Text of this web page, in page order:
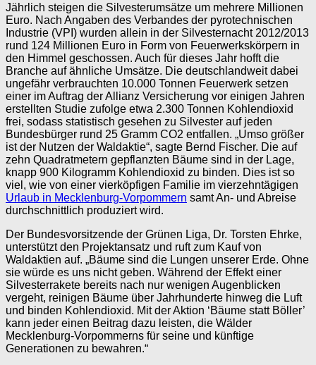
Jährlich steigen die Silvesterumsätze um mehrere Millionen
Euro. Nach Angaben des Verbandes der pyrotechnischen
Industrie (VPI) wurden allein in der Silvesternacht 2012/2013
rund 124 Millionen Euro in Form von Feuerwerkskörpern in
den Himmel geschossen. Auch für dieses Jahr hofft die
Branche auf ähnliche Umsätze. Die deutschlandweit dabei
ungefähr verbrauchten 10.000 Tonnen Feuerwerk setzen
einer im Auftrag der Allianz Versicherung vor einigen Jahren
erstellten Studie zufolge etwa 2.300 Tonnen Kohlendioxid
frei, sodass statistisch gesehen zu Silvester auf jeden
Bundesbürger rund 25 Gramm CO2 entfallen. „Umso größer
ist der Nutzen der Waldaktie“, sagte Bernd Fischer. Die auf
zehn Quadratmetern gepflanzten Bäume sind in der Lage,
knapp 900 Kilogramm Kohlendioxid zu binden. Dies ist so
viel, wie von einer vierköpfigen Familie im vierzehntägigen
Urlaub in Mecklenburg-Vorpommern samt An- und Abreise
durchschnittlich produziert wird.
Der Bundesvorsitzende der Grünen Liga, Dr. Torsten Ehrke,
unterstützt den Projektansatz und ruft zum Kauf von
Waldaktien auf. „Bäume sind die Lungen unserer Erde. Ohne
sie würde es uns nicht geben. Während der Effekt einer
Silvesterrakete bereits nach nur wenigen Augenblicken
vergeht, reinigen Bäume über Jahrhunderte hinweg die Luft
und binden Kohlendioxid. Mit der Aktion ‘Bäume statt Böller’
kann jeder einen Beitrag dazu leisten, die Wälder
Mecklenburg-Vorpommerns für seine und künftige
Generationen zu bewahren.“